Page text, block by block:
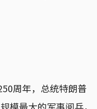
周年，总统特朗普
模最大的军事阅兵，